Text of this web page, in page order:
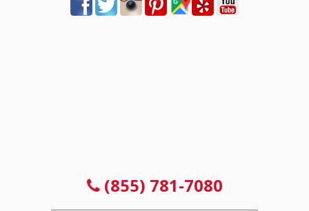
(855) 781-7080